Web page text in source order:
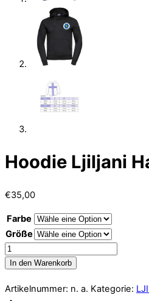
Hoodie Ljiljani
€35,00
Farbe
Größe
Hoodie
Ljiljani
Menge
In den Warenkorb
Artikelnummer: n. a. Kategorie: